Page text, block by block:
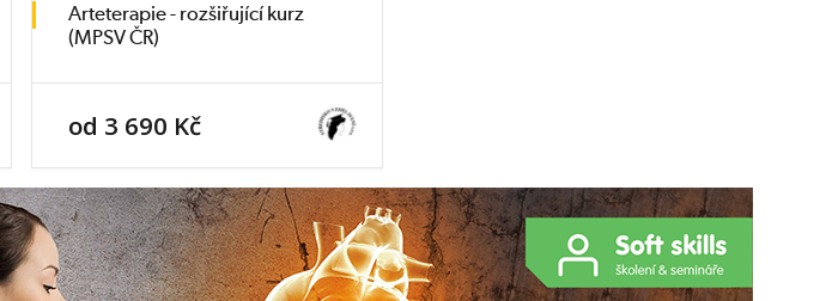
Arteterapie - rozšiřující kurz
(MPSV ČR)
od 3 690 Kč